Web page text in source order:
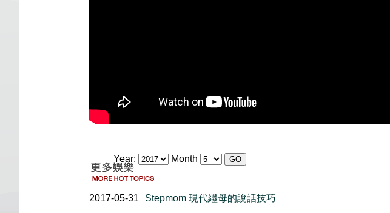
Year: Month
2017-05-31
Stepmom 現代繼母的說話技巧